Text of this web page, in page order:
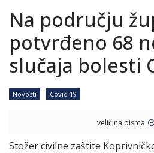
Na području
potvrđeno 68
slučaja bolesti
Novosti Covid 19
veličina pisma
Stožer civilne zaštite